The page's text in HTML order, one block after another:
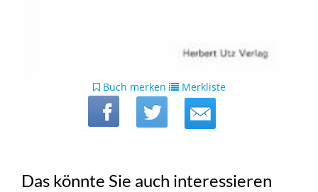
Buch merken Merkliste
Das könnte Sie auch interessieren